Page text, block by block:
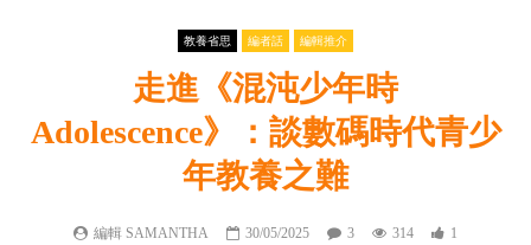
教養省思 編者話 編輯推介
走進《混沌少年時
Adolescence》：談數碼時代青少
年教養之難
編輯 SAMANTHA 30/05/2025 3 314 1